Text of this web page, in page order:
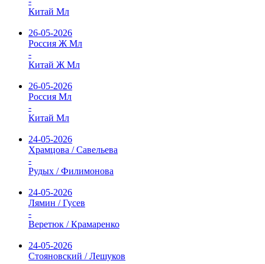
Китай Мл
26-05-2026
Россия Ж Мл
-
Китай Ж Мл
26-05-2026
Россия Мл
-
Китай Мл
24-05-2026
Храмцова / Савельева
-
Рудых / Филимонова
24-05-2026
Лямин / Гусев
-
Веретюк / Крамаренко
24-05-2026
Стояновский / Лешуков